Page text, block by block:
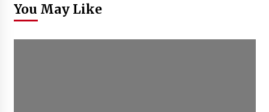
You May Like